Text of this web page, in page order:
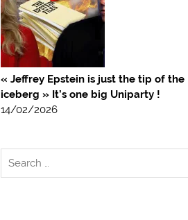
« Jeffrey Epstein is just the tip of the
iceberg » It’s one big Uniparty !
14/02/2026